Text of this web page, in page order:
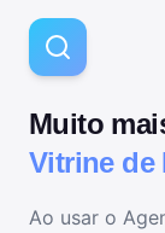
Muito
Vitrine de
Ao usar o